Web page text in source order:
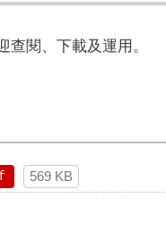
查閱、下載及運用。
569 KB